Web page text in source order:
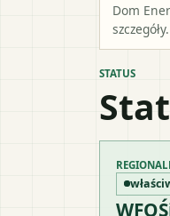
Dom
szczegóły.
STATUS